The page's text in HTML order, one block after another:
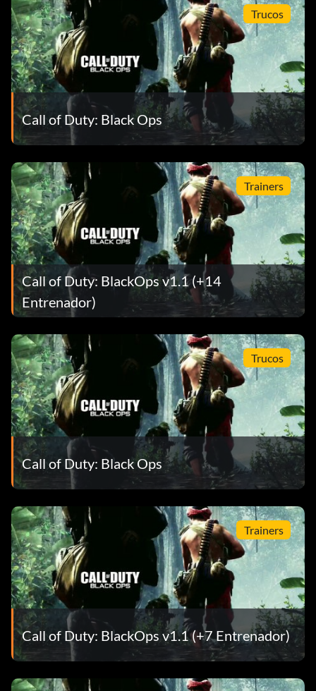
Trucos
Call of Duty: Black Ops
Trainers
Call of Duty: BlackOps v1.1 (+14
Entrenador)
Trucos
Call of Duty: Black Ops
Trainers
Call of Duty: BlackOps v1.1 (+7 Entrenador)